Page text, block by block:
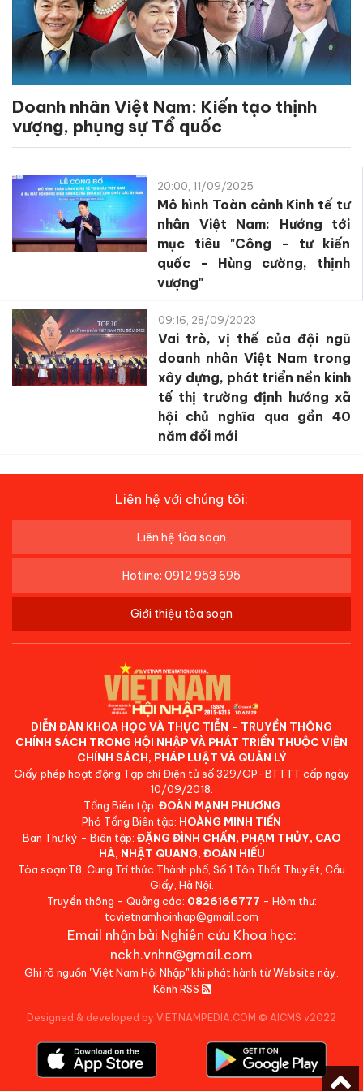
Doanh nhân Việt Nam: Kiến tạo thịnh
vượng, phụng sự Tổ quốc
20:00, 11/09/2025
Mô hình Toàn cảnh Kinh tế tư
nhân Việt Nam: Hướng tới
mục tiêu "Công - tư kiến
quốc - Hùng cường, thịnh
vượng"
09:16, 28/09/2023
Vai trò, vị thế của đội ngũ
doanh nhân Việt Nam trong
xây dựng, phát triển nền kinh
tế thị trường định hướng xã
hội chủ nghĩa qua gần 40
năm đổi mới
Liên hệ với chúng tôi:
Liên hệ tòa soạn
Hotline: 0912 953 695
Giới thiệu tòa soạn
DIỄN ĐÀN KHOA HỌC VÀ THỰC TIỄN - TRUYỀN THÔNG
CHÍNH SÁCH TRONG HỘI NHẬP VÀ PHÁT TRIỂN THUỘC VIỆN
CHÍNH SÁCH, PHÁP LUẬT VÀ QUẢN LÝ
Giấy phép hoạt động Tạp chí Điện tử số 329/GP-BTTTT cấp ngày
10/09/2018.
Tổng Biên tập: ĐOÀN MẠNH PHƯƠNG
Phó Tổng Biên tập: HOÀNG MINH TIẾN
Ban Thư ký - Biên tập: ĐẶNG ĐÌNH CHẤN, PHẠM THỦY, CAO
HÀ, NHẬT QUANG, ĐOÀN HIẾU
Tòa soạn:T8, Cung Trí thức Thành phố, Số 1 Tôn Thất Thuyết, Cầu
Giấy, Hà Nội.
Truyền thông - Quảng cáo: 0826166777 - Hòm thư:
tcvietnamhoinhap@gmail.com
Email nhận bài Nghiên cứu Khoa học:
nckh.vnhn@gmail.com
Ghi rõ nguồn "Việt Nam Hội Nhập" khi phát hành từ Website này.
Kênh RSS
Designed & developed by VIETNAMPEDIA.COM © AICMS v2022